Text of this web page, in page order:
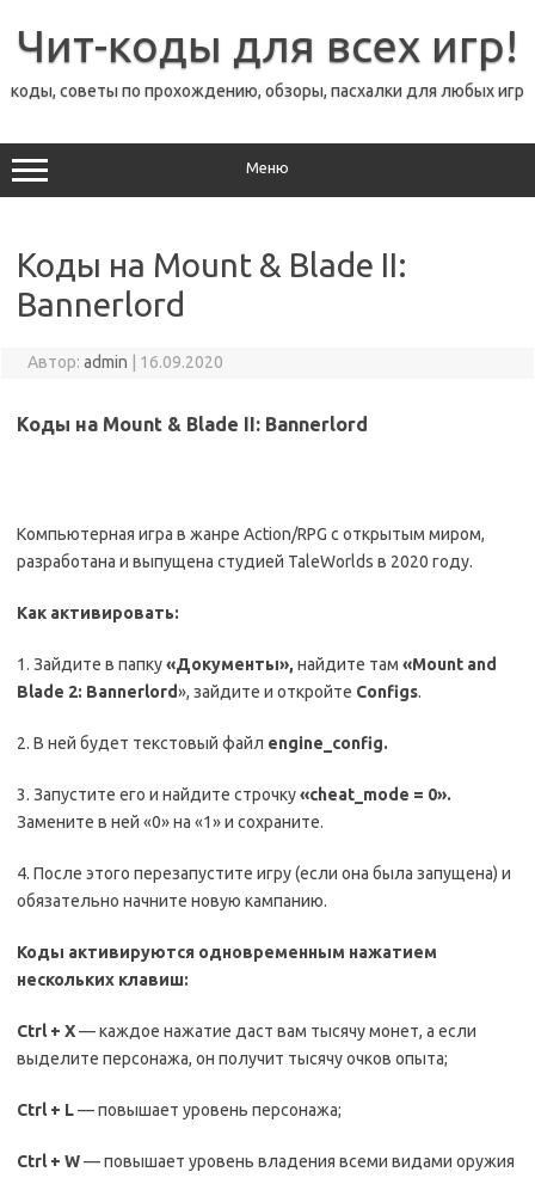
содержимому
Чит-коды для всех игр!
коды, советы по прохождению, обзоры, пасхалки для любых игр
Меню
Коды на Mount & Blade II:
Bannerlord
Автор: admin 16.09.2020
Коды на Mount & Blade II: Bannerlord
Компьютерная игра в жанре Action/RPG с открытым миром,
разработана и выпущена студией TaleWorlds в 2020 году.
Как активировать:
1. Зайдите в папку«Документы», найдите там «Mount and
Blade 2: Bannerlord», зайдите и откройте Configs.
2. В ней будет текстовый файл engine config.
3. Запустите его и найдите строчку«cheat mode = 0».
Замените в ней «0» на «1» и сохраните.
4. После этого перезапустите игру (если она была запущена) и
обязательно начните новую кампанию.
Коды активируются одновременным нажатием
нескольких клавиш:
Ctrl+ X— каждое нажатие даст вам тысячу монет, а если
выделите персонажа, он получит тысячу очков опыта;
Ctrl+ L— повышает уровень персонажа;
Ctrl+ W— повышает уровень владения всеми видами оружия